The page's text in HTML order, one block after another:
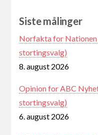
Siste målinger
Norfakta for Nationen
stortingsvalg)
8. august 2026
Opinion for ABC
stortingsvalg)
6. august 2026